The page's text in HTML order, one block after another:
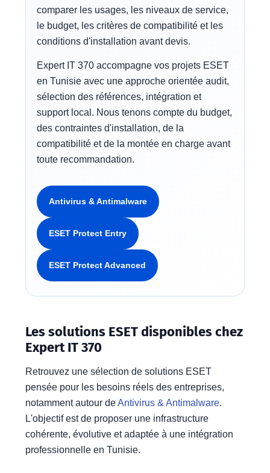
comparer les usages, les niveaux de service,
le budget, les critères de compatibilité et les
conditions d'installation avant devis.
Expert IT 370 accompagne vos projets ESET
en Tunisie avec une approche orientée audit,
sélection des références, intégration et
support local. Nous tenons compte du budget,
des contraintes d'installation, de la
compatibilité et de la montée en charge avant
toute recommandation.
Antivirus & Antimalware
ESET Protect Entry
ESET Protect Advanced
Les solutions ESET disponibles chez
Expert IT 370
Retrouvez une sélection de solutions ESET
pensée pour les besoins réels des entreprises,
notamment autour deAntivirus & Antimalware.
L'objectif est de proposer une infrastructure
cohérente, évolutive et adaptée à une intégration
professionnelle en Tunisie.